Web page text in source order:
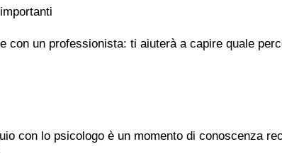
con un professionista: ti aiuterà a capire quale
con lo psicologo è un momento di conoscenza